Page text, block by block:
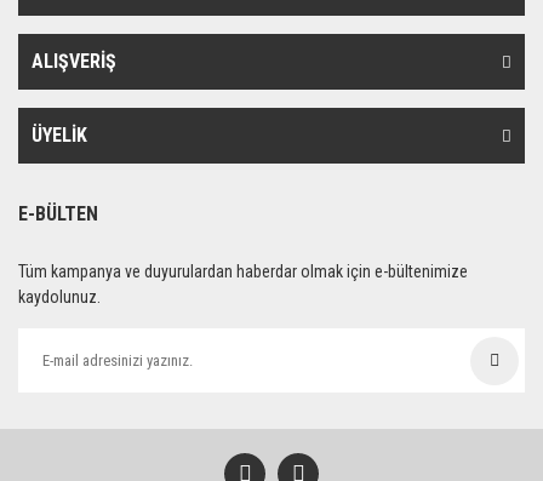
ALIŞVERİŞ
ÜYELİK
E-BÜLTEN
Tüm kampanya ve duyurulardan haberdar olmak için e-bültenimize
kaydolunuz.